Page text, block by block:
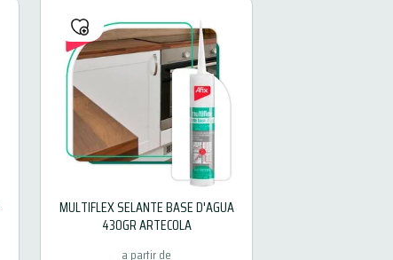
MULTIFLEX SELANTE BASE D'AGUA
430GR ARTECOLA